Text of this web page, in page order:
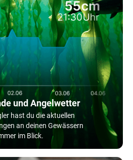
und Angelwetter
hast du die aktuellen
an deinen Gewässern
im Blick.